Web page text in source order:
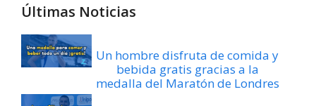
Últimas Noticias
Un hombre disfruta de comida y
bebida gratis gracias a la
medalla del Maratón de Londres